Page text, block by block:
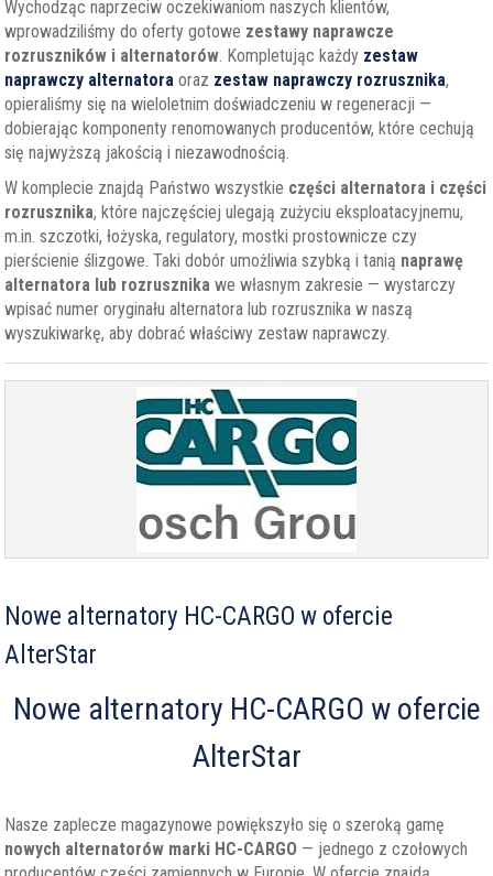
Wychodząc naprzeciw oczekiwaniom naszych klientów,
wprowadziliśmy do oferty gotowe zestawy naprawcze
rozruszników i alternatorów. Kompletując każdy zestaw
naprawczy alternatora oraz zestaw naprawczy rozrusznika,
opieraliśmy się na wieloletnim doświadczeniu w regeneracji —
dobierając komponenty renomowanych producentów, które cechują
się najwyższą jakością i niezawodnością.
W komplecie znajdą Państwo wszystkie części alternatora i części
rozrusznika, które najczęściej ulegają zużyciu eksploatacyjnemu,
m.in. szczotki, łożyska, regulatory, mostki prostownicze czy
pierścienie ślizgowe. Taki dobór umożliwia szybką i tanią naprawę
alternatora lub rozrusznika we własnym zakresie — wystarczy
wpisać numer oryginału alternatora lub rozrusznika w naszą
wyszukiwarkę, aby dobrać właściwy zestaw naprawczy.
Nowe alternatory HC-CARGO w ofercie
AlterStar
Nowe alternatory HC-CARGO w ofercie
AlterStar
Nasze zaplecze magazynowe powiększyło się o szeroką gamę
nowych alternatorów marki HC-CARGO — jednego z czołowych